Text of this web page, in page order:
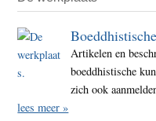
Artikelen en
boeddhistische
zich ook
lees meer »